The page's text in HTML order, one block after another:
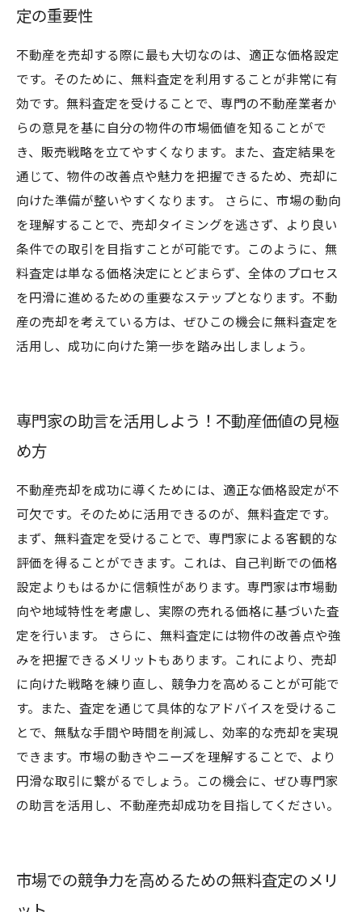
定の重要性
不動産を売却する際に最も大切なのは、適正な価格設定
です。そのために、無料査定を利用することが非常に有
効です。無料査定を受けることで、専門の不動産業者か
らの意見を基に自分の物件の市場価値を知ることがで
き、販売戦略を立てやすくなります。また、査定結果を
通じて、物件の改善点や魅力を把握できるため、売却に
向けた準備が整いやすくなります。 さらに、市場の動向
を理解することで、売却タイミングを逃さず、より良い
条件での取引を目指すことが可能です。このように、無
料査定は単なる価格決定にとどまらず、全体のプロセス
を円滑に進めるための重要なステップとなります。不動
産の売却を考えている方は、ぜひこの機会に無料査定を
活用し、成功に向けた第一歩を踏み出しましょう。
専門家の助言を活用しよう！不動産価値の見極
め方
不動産売却を成功に導くためには、適正な価格設定が不
可欠です。そのために活用できるのが、無料査定です。
まず、無料査定を受けることで、専門家による客観的な
評価を得ることができます。これは、自己判断での価格
設定よりもはるかに信頼性があります。専門家は市場動
向や地域特性を考慮し、実際の売れる価格に基づいた査
定を行います。 さらに、無料査定には物件の改善点や強
みを把握できるメリットもあります。これにより、売却
に向けた戦略を練り直し、競争力を高めることが可能で
す。また、査定を通じて具体的なアドバイスを受けるこ
とで、無駄な手間や時間を削減し、効率的な売却を実現
できます。市場の動きやニーズを理解することで、より
円滑な取引に繋がるでしょう。この機会に、ぜひ専門家
の助言を活用し、不動産売却成功を目指してください。
市場での競争力を高めるための無料査定のメリ